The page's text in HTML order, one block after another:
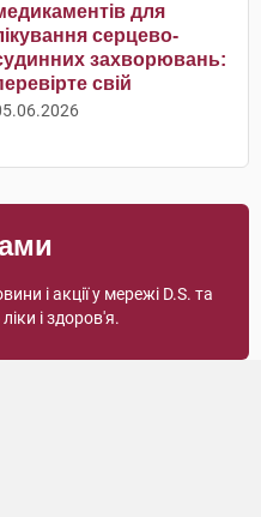
для
серцево-
захворювань:
свій
і акції у мережі D.S. та
і здоров'я.